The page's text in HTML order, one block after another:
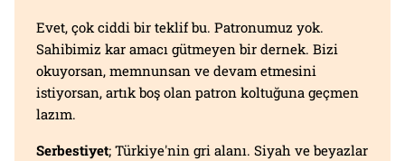
Evet, çok ciddi bir teklif bu. Patronumuz yok.
Sahibimiz kar amacı gütmeyen bir dernek. Bizi
okuyorsan, memnunsan ve devam etmesini
istiyorsan, artık boş olan patron koltuğuna geçmen
lazım.
Serbestiyet; Türkiye'nin gri alanı. Siyah ve beyazlar